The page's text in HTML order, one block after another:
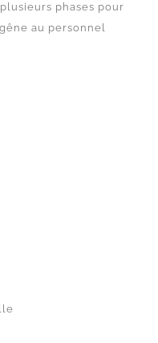
phases pour
au personnel